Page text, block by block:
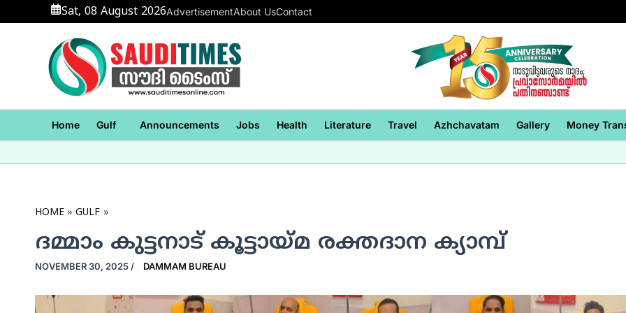
to
Sat, 08 August 2026AdvertisementAbout UsContact
Home Gulf Announcements Jobs Health Literature Travel Azhchavatam Gallery Money
HOME GULF
ദമ്മാം കുട്ടനാട് കൂട്ടായ്മ രക്തദാന ക്യാമ്പ്
NOVEMBER 30, 2025 / DAMMAM BUREAU